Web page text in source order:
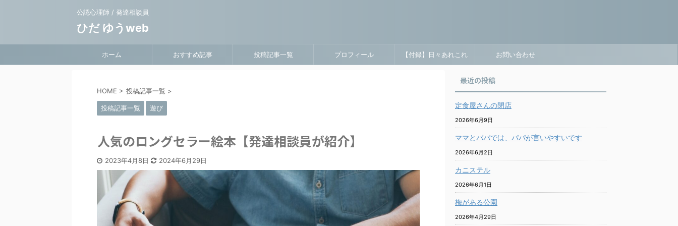
公認心理師 / 発達相談員
ひだ ゆうweb
ホーム おすすめ記事 投稿記事一覧 プロフィール 【付録】日々あれこれ お問い合わせ
HOME > 投稿記事一覧 >
投稿記事一覧 遊び
人気のロングセラー絵本【発達相談員が紹介】
2023年4月8日 2024年6月29日
最近の投稿
定食屋さんの閉店
2026年6月9日
ママとパパでは、パパが言いやすいです
2026年6月2日
カニステル
2026年6月1日
梅がある公園
2026年4月29日